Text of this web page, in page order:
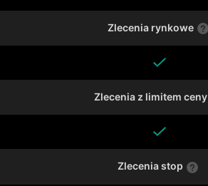
Zlecenia rynkowe
Zlecenia z limitem ceny
Zlecenia stop